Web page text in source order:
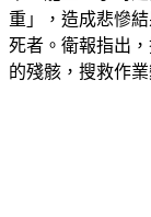
重」，造成悲慘
死者。衛報指出
的殘骸，搜救作